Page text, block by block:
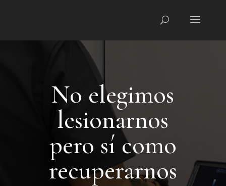
No elegimos
lesionarnos
pero sí como
recuperarnos